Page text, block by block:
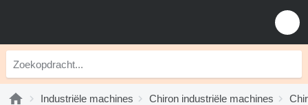
Industriële machines Chiron industriële machines